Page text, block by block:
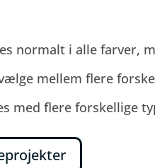
normalt i alle farver,
mellem flere
med flere forskellige